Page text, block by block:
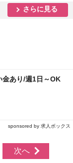
さらに見る
金あり/週1日～OK
sponsored by 求人ボックス
次へ